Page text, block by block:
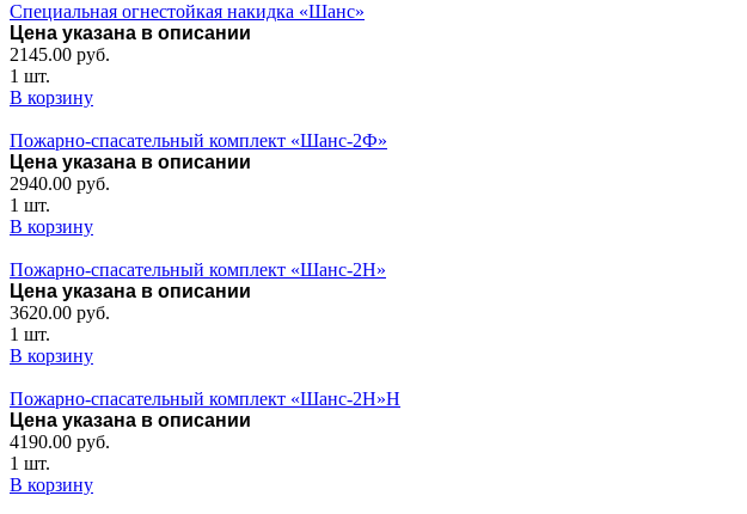
Специальная огнестойкая накидка «Шанс»
Цена указана в описании
2145.00 руб.
1 шт.
В корзину
Пожарно-спасательный комплект «Шанс-2Ф»
Цена указана в описании
2940.00 руб.
1 шт.
В корзину
Пожарно-спасательный комплект «Шанс-2Н»
Цена указана в описании
3620.00 руб.
1 шт.
В корзину
Пожарно-спасательный комплект «Шанс-2Н»Н
Цена указана в описании
4190.00 руб.
1 шт.
В корзину